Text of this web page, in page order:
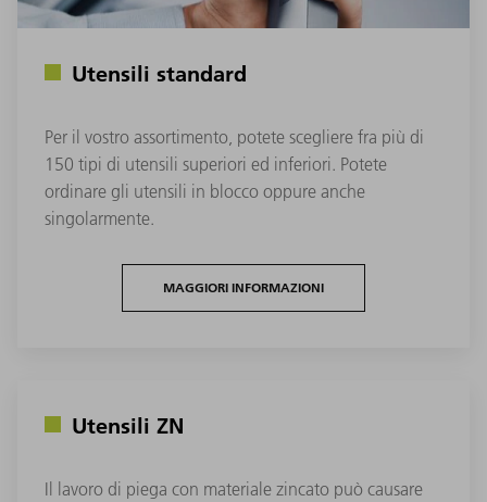
Utensili standard
Per il vostro assortimento, potete scegliere fra più di
150 tipi di utensili superiori ed inferiori. Potete
ordinare gli utensili in blocco oppure anche
singolarmente.
MAGGIORI INFORMAZIONI
Utensili ZN
Il lavoro di piega con materiale zincato può causare